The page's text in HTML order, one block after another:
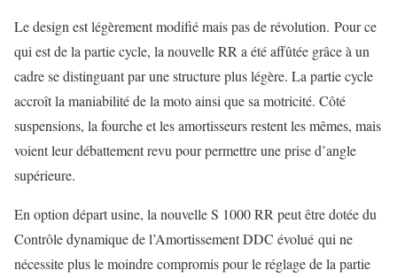
Le design est légèrement modifié mais pas de révolution. Pour ce
qui est de la partie cycle, la nouvelle RR a été affûtée grâce à un
cadre se distinguant par une structure plus légère. La partie cycle
accroît la maniabilité de la moto ainsi que sa motricité. Côté
suspensions, la fourche et les amortisseurs restent les mêmes, mais
voient leur débattement revu pour permettre une prise d’angle
supérieure.
En option départ usine, la nouvelle S 1000 RR peut être dotée du
Contrôle dynamique de l’Amortissement DDC évolué qui ne
nécessite plus le moindre compromis pour le réglage de la partie